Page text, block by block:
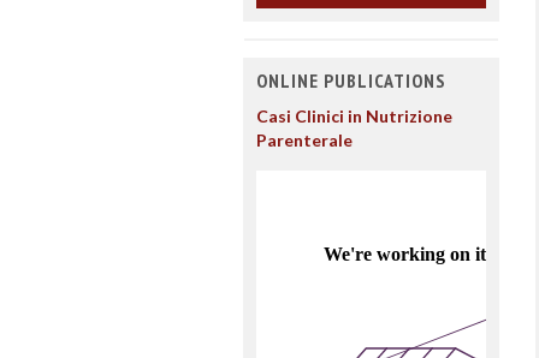
ONLINE PUBLICATIONS
Casi Clinici in Nutrizione
Parenterale